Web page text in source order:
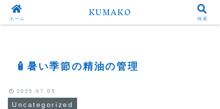
Uncategorized
🧴暑い季節の精油の管理
Uncategorized
2025.07.05
ホーム KUMAKO 検索